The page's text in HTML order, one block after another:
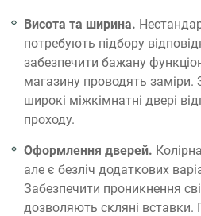
Висота та ширина.
потребують підбору
забезпечити бажану
магазину проводять заміри.
широкі міжкімнатні двері
проходу.
Оформлення дверей.
але є безліч додаткових
Забезпечити проникнення
дозволяють скляні